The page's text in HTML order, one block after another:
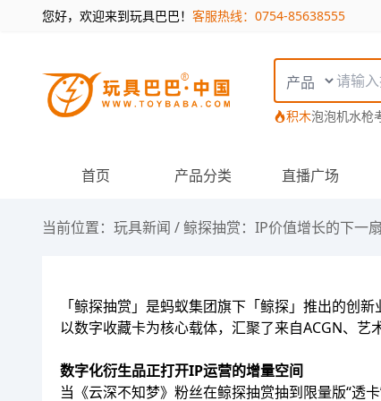
您好，欢迎来到玩具巴巴！ 客服热线：0754-85638555
搜索类型
积木泡泡机水枪
首页 产品分类 直播广场
当前位置： 玩具新闻 /鲸探抽赏：IP价值增长的下一
「鲸探抽赏」是蚂蚁集团旗下「鲸探」推出的创
以数字收藏卡为核心载体，汇聚了来自ACGN、
数字化衍生品正打开IP运营的增量空间
当《云深不知梦》粉丝在鲸探抽赏抽到限量版“透